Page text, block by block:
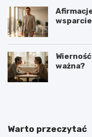
ważna?
D
e
J
p
Warto przeczytać